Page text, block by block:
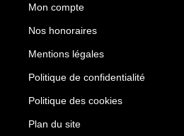
Mon compte
Nos honoraires
Mentions légales
Politique de confidentialité
Politique des cookies
Plan du site